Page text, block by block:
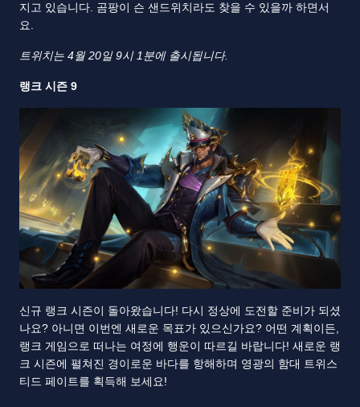
지고 있습니다. 곰팡이 슨 샌드위치라도 찾을 수 있을까 하면서
요.
트위치는 4월 20일 9시 1분에 출시됩니다.
랭크 시즌 9
신규 랭크 시즌이 돌아왔습니다! 다시 정상에 도전할 준비가 되셨
나요? 아니면 이번엔 새로운 목표가 있으신가요? 어떤 계획이든,
랭크 게임으로 떠나는 여정에 행운이 따르길 바랍니다! 새로운 랭
크 시즌에 펼쳐진 경이로운 바다를 항해하며 영광의 함대 트위스
티드 페이트를 획득해 보세요!